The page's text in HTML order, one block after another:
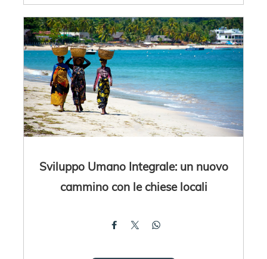
Sviluppo Umano Integrale: un nuovo
cammino con le chiese locali